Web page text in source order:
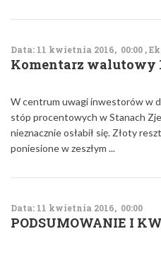
Data: 11 kwietnia 2016, 00:00 ,
Komentarz walutowy
W centrum uwagi inwestorów w
stóp procentowych w Stanach
nieznacznie osłabił się. Złoty
poniesione w zeszłym ...
Data: 11 kwietnia 2016, 00:00
PODSUMOWANIE I